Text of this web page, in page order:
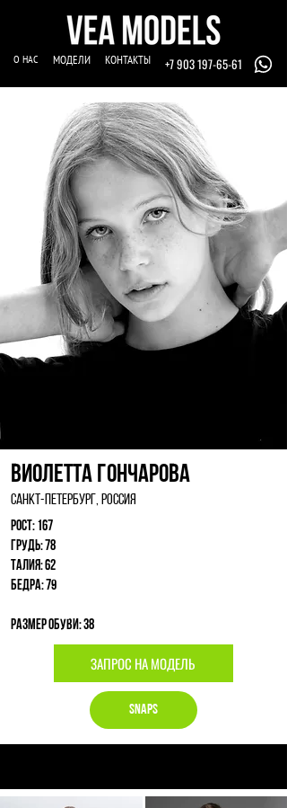
О НАС МОДЕЛИ КОНТАКТЫ +7 903 197-65-61
Виолетта Гончарова
Санкт-Петербург, Россия
Рост: 167
Грудь: 78
Талия: 62
Бедра: 79
Размер обуви: 38
ЗАПРОС НА МОДЕЛЬ
Snaps